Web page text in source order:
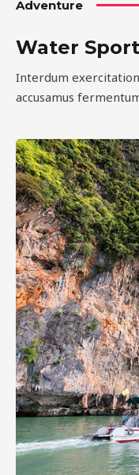
Adventure
Water
Interdum
accusamus